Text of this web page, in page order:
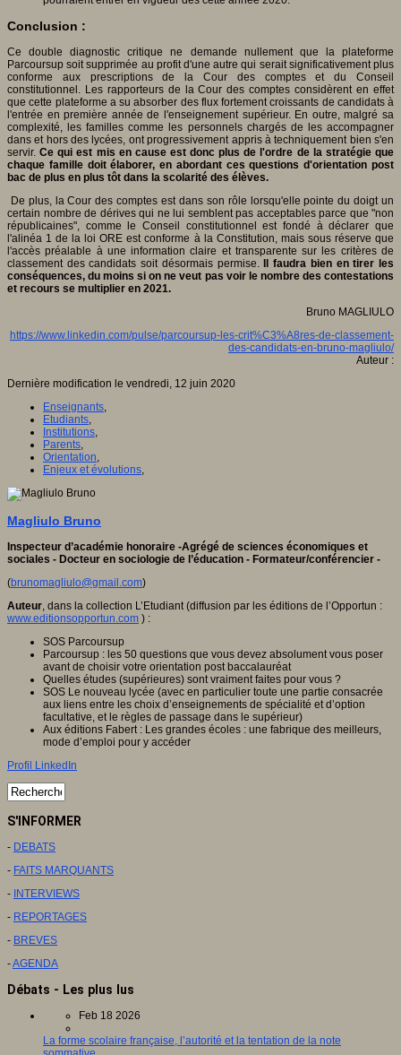
Conclusion :
Ce double diagnostic critique ne demande nullement que la plateforme
Parcoursup soit supprimée au profit d'une autre qui serait significativement plus
conforme aux prescriptions de la Cour des comptes et du Conseil
constitutionnel. Les rapporteurs de la Cour des comptes considèrent en effet
que cette plateforme a su absorber des flux fortement croissants de candidats à
l'entrée en première année de l'enseignement supérieur. En outre, malgré sa
complexité, les familles comme les personnels chargés de les accompagner
dans et hors des lycées, ont progressivement appris à techniquement bien s'en
servir.Ce qui est mis en cause est donc plus de l'ordre de la stratégie que
chaque famille doit élaborer, en abordant ces questions d'orientation post
bac de plus en plus tôt dans la scolarité des élèves.
De plus, la Cour des comptes est dans son rôle lorsqu'elle pointe du doigt un
certain nombre de dérives qui ne lui semblent pas acceptables parce que "non
républicaines", comme le Conseil constitutionnel est fondé à déclarer que
l'alinéa 1 de la loi ORE est conforme à la Constitution, mais sous réserve que
l'accès préalable à une information claire et transparente sur les critères de
classement des candidats soit désormais permise.
Il faudra bien en tirer les
conséquences, du moins si on ne veut pas voir le nombre des contestations
et recours se multiplier en 2021.
Bruno MAGLIULO
https://www.linkedin.com/pulse/parcoursup-les-crit%C3%A8res-de-classement-
des-candidats-en-bruno-magliulo/
Auteur :
Dernière modification le vendredi, 12 juin 2020
Enseignants,
Etudiants,
Institutions,
Parents,
Orientation,
Enjeux et évolutions,
Magliulo Bruno
Inspecteur d’académie honoraire -Agrégé de sciences économiques et
sociales - Docteur en sociologie de l’éducation - Formateur/conférencier -
(brunomagliulo@gmail.com)
Auteur, dans la collection L’Etudiant (diffusion par les éditions de l’Opportun :
www.editionsopportun.com ) :
SOS Parcoursup
Parcoursup : les 50 questions que vous devez absolument vous poser
avant de choisir votre orientation post baccalauréat
Quelles études (supérieures) sont vraiment faites pour vous ?
SOS Le nouveau lycée (avec en particulier toute une partie consacrée
aux liens entre les choix d’enseignements de spécialité et d’option
facultative, et le règles de passage dans le supérieur)
Aux éditions Fabert : Les grandes écoles : une fabrique des meilleurs,
mode d’emploi pour y accéder
Profil LinkedIn
S'INFORMER
- DEBATS
- FAITS MARQUANTS
- INTERVIEWS
- REPORTAGES
- BREVES
-AGENDA
Débats - Les plus lus
Feb 18 2026
La forme scolaire française, l’autorité et la tentation de la note